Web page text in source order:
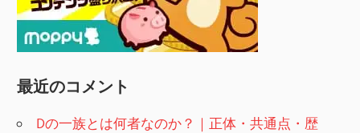
最近のコメント
Dの一族とは何者なのか？｜正体・共通点・歴